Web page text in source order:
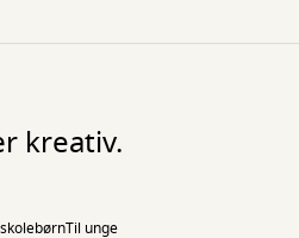
kreativ.
Til unge